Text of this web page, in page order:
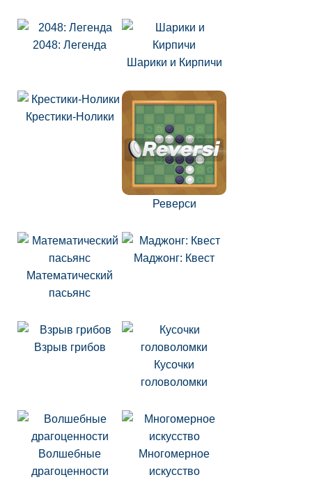
2048: Легенда
Шарики и Кирпичи
Крестики-Нолики
Реверси
Математический
пасьянс
Маджонг: Квест
Взрыв грибов
Кусочки
головоломки
Волшебные
драгоценности
Многомерное
искусство